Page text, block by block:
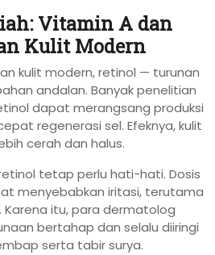
Vitamin A dan
Kulit Modern
kulit modern, retinol — turunan
andalan. Banyak penelitian
dapat merangsang produksi
regenerasi sel. Efeknya, kulit
cerah dan halus.
tetap perlu hati-hati. Dosis
menyebabkan iritasi, terutama
Karena itu, para dermatolog
bertahap dan selalu diiringi
serta tabir surya.